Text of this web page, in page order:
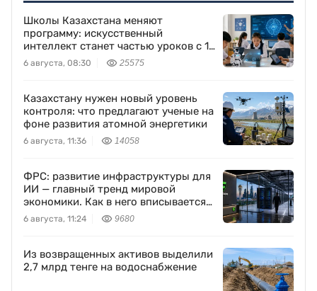
Школы Казахстана меняют
программу: искусственный
интеллект станет частью уроков с 1
класса
6 августа, 08:30 25575
Казахстану нужен новый уровень
контроля: что предлагают ученые на
фоне развития атомной энергетики
6 августа, 11:36 14058
ФРС: развитие инфраструктуры для
ИИ — главный тренд мировой
экономики. Как в него вписывается
Freedom Holding Corp.
6 августа, 11:24 9680
Из возвращенных активов выделили
2,7 млрд тенге на водоснабжение